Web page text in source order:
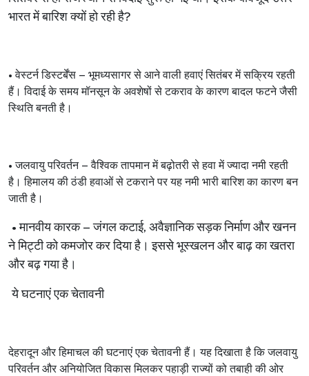
भारतमेंबारिशक्योंहोरहीहै?
•वेस्टर्नडिस्टर्बेंस – भूमध्यसागरसेआनेवालीहवाएंसितंबरमेंसक्रियरहती
हैं। विदाईकेसमयमॉनसूनकेअवशेषोंसेटकरावकेकारणबादलफटनेजैसी
स्थितिबनतीहै।
•जलवायुपरिवर्तन –वैश्विकतापमानमेंबढ़ोतरीसेहवामेंज्यादानमीरहती
है। हिमालयकीठंडीहवाओंसेटकरानेपरयहनमीभारीबारिशकाकारणबन
जातीहै।
•मानवीयकारक– जंगलकटाई, अवैज्ञानिकसड़कनिर्माणऔरखनन
नेमिट्टीकोकमजोरकरदियाहै। इससेभूस्खलनऔरबाढ़काखतरा
औरबढ़गयाहै।
येघटनाएंएकचेतावनी
देहरादूनऔरहिमाचलकीघटनाएंएकचेतावनीहैं।यहदिखाताहैकिजलवायु
परिवर्तनऔरअनियोजितविकासमिलकरपहाड़ीराज्योंकोतबाहीकीओर